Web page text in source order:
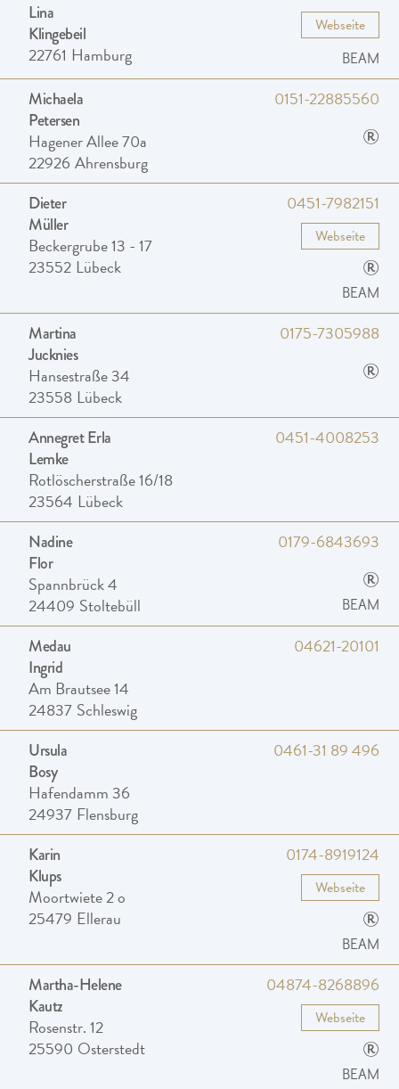
Lina
Klingebeil
22761 Hamburg
Webseite
BEAM
Michaela
Petersen
Hagener Allee 70a
22926 Ahrensburg
0151-22885560
®
Dieter
Müller
Beckergrube 13 - 17
23552 Lübeck
0451-7982151
Webseite
®
BEAM
Martina
Jucknies
Hansestraße 34
23558 Lübeck
0175-7305988
®
Annegret Erla
Lemke
Rotlöscherstraße 16/18
23564 Lübeck
0451-4008253
Nadine
Flor
Spannbrück 4
24409 Stoltebüll
0179-6843693
®
BEAM
Medau
Ingrid
Am Brautsee 14
24837 Schleswig
04621-20101
Ursula
Bosy
Hafendamm 36
24937 Flensburg
0461-31 89 496
Karin
Klups
Moortwiete 2 o
25479 Ellerau
0174-8919124
Webseite
®
BEAM
Martha-Helene
Kautz
Rosenstr. 12
25590 Osterstedt
04874-8268896
Webseite
®
BEAM